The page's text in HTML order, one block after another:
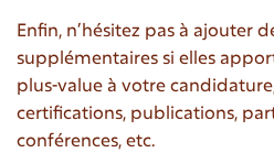
Enfin, n’hésitez pas à ajouter
supplémentaires si elles
plus-value à votre
certifications, publications,
conférences, etc.